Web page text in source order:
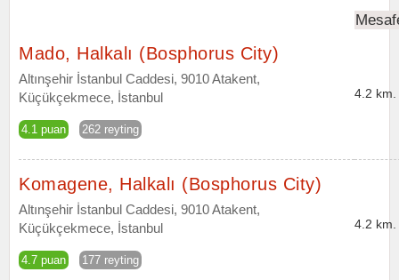
Mado, Halkalı (Bosphorus City)
Altınşehir İstanbul Caddesi, 9010 Atakent,
Küçükçekmece, İstanbul
4.1 puan 262 reyting
4.2 km.
Komagene, Halkalı (Bosphorus City)
Altınşehir İstanbul Caddesi, 9010 Atakent,
Küçükçekmece, İstanbul
4.7 puan 177 reyting
4.2 km.